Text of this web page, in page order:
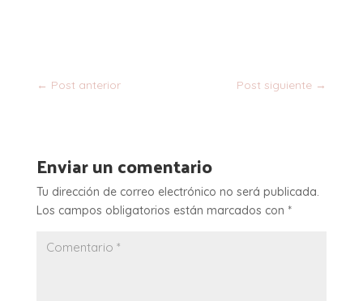
← Post anterior Post siguiente →
Enviar un comentario
Tu dirección de correo electrónico no será publicada.
Los campos obligatorios están marcados con *